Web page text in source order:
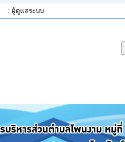
: ผู้ดูแลระบบ